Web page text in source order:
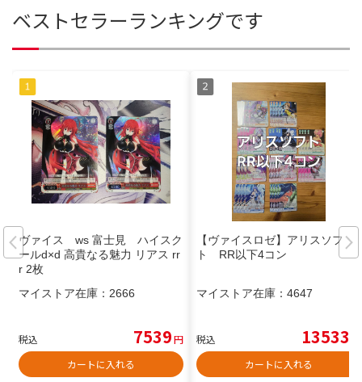
ベストセラーランキングです
ヴァイス ws 富士見 ハイスク
ールd×d 高貴なる魅力 リアス rr
r 2枚
マイストア在庫： 2666
税込 7539円
カートに入れる
【ヴァイスロゼ】アリスソフ
ト RR以下4コン
マイストア在庫： 4647
税込 13533
カートに入れる